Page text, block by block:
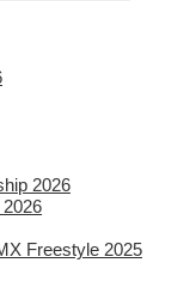
2026
Freestyle 2025